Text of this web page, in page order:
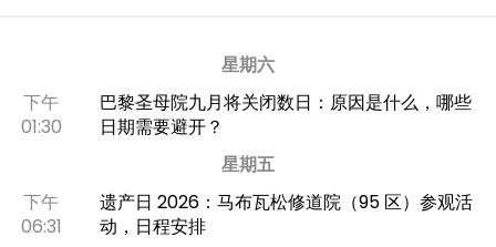
星期六
下午
01:30
巴黎圣母院九月将关闭数日：原因是什么，哪些
日期需要避开？
星期五
下午
06:31
遗产日 2026：马布瓦松修道院（95 区）参观活
动，日程安排